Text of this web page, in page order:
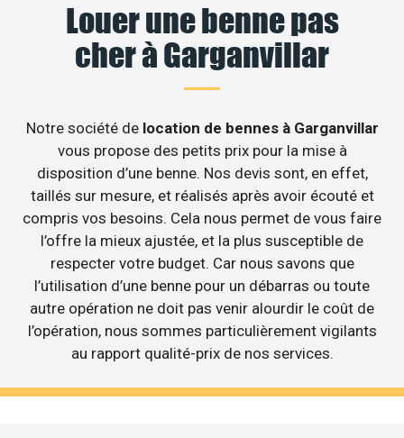
Louer une benne pas
cher à Garganvillar
Notre société de location de bennes à Garganvillar
vous propose des petits prix pour la mise à
disposition d’une benne. Nos devis sont, en effet,
taillés sur mesure, et réalisés après avoir écouté et
compris vos besoins. Cela nous permet de vous faire
l’offre la mieux ajustée, et la plus susceptible de
respecter votre budget. Car nous savons que
l’utilisation d’une benne pour un débarras ou toute
autre opération ne doit pas venir alourdir le coût de
l’opération, nous sommes particulièrement vigilants
au rapport qualité-prix de nos services.